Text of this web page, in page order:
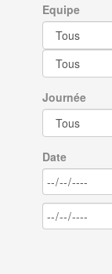
Equipe
Journée
Date